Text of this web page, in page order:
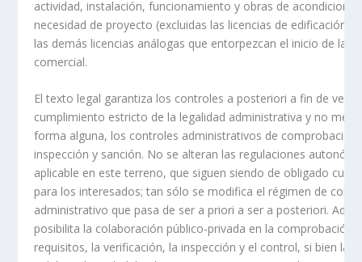
actividad, instalación, funcionamiento y obras de
necesidad de proyecto (excluidas las licencias de edificación),
las demás licencias análogas que entorpezcan el inicio de la
comercial.
El texto legal garantiza los controles a posteriori a fin de
cumplimiento estricto de la legalidad administrativa y no
forma alguna, los controles administrativos de comprobación,
inspección y sanción. No se alteran las regulaciones
aplicable en este terreno, que siguen siendo de obligado
para los interesados; tan sólo se modifica el régimen de
administrativo que pasa de ser a priori a ser a posteriori.
posibilita la colaboración público-privada en la comprobación
requisitos, la verificación, la inspección y el control, si bien las